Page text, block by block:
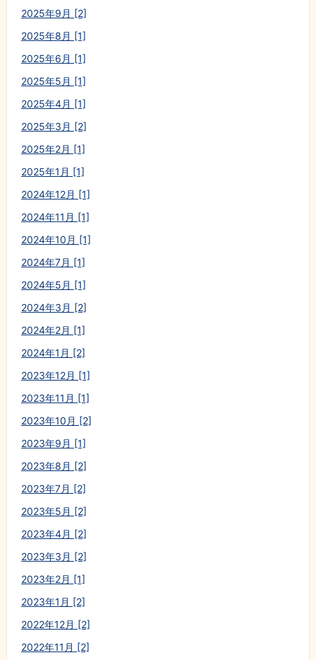
2025年9月 [2]
2025年8月 [1]
2025年6月 [1]
2025年5月 [1]
2025年4月 [1]
2025年3月 [2]
2025年2月 [1]
2025年1月 [1]
2024年12月 [1]
2024年11月 [1]
2024年10月 [1]
2024年7月 [1]
2024年5月 [1]
2024年3月 [2]
2024年2月 [1]
2024年1月 [2]
2023年12月 [1]
2023年11月 [1]
2023年10月 [2]
2023年9月 [1]
2023年8月 [2]
2023年7月 [2]
2023年5月 [2]
2023年4月 [2]
2023年3月 [2]
2023年2月 [1]
2023年1月 [2]
2022年12月 [2]
2022年11月 [2]